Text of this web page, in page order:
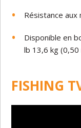
Résistance
Disponible en
lb 13,6 kg
FISHING